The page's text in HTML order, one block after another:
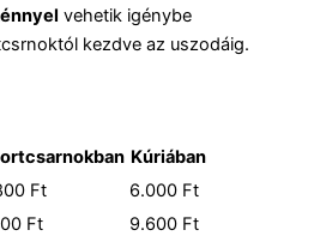
vehetik igénybe
kezdve az uszodáig.
Kúriában
Ft
6.000 Ft
Ft
9.600 Ft